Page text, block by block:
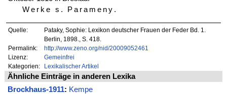
Werke s. Parameny .
Quelle:
Pataky, Sophie: Lexikon deutscher Frauen der Feder Bd. 1.
Berlin, 1898., S. 418.
Permalink:
http://www.zeno.org/nid/20009052461
Lizenz:
Gemeinfrei
Kategorien:
Lexikalischer Artikel
Ähnliche Einträge in anderen Lexika
Brockhaus-1911: Kempe